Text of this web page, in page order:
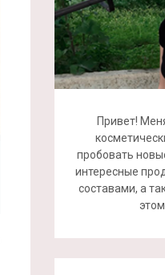
Привет!
пробовать
интересные
составами, а